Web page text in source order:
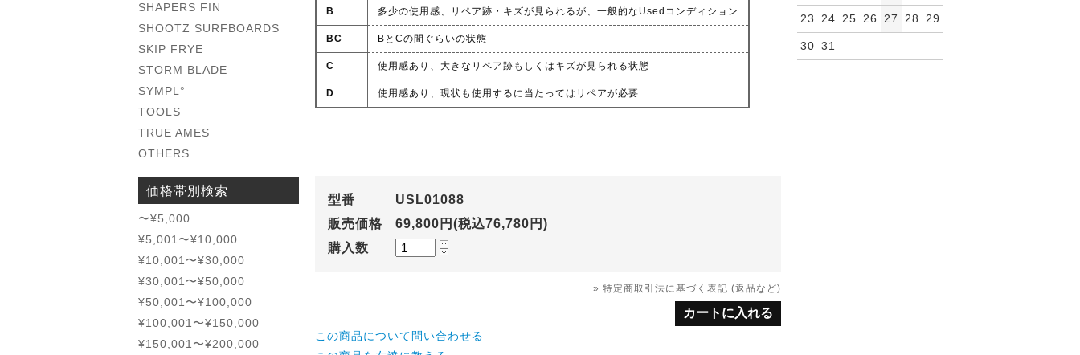
B 多少の使用感、リペア跡・キズが見られるが、一般的なUsedコンディション
BC BとCの間ぐらいの状態
C 使用感あり、大きなリペア跡もしくはキズが見られる状態
D 使用感あり、現状も使用するに当たってはリペアが必要
型番
USL01088
販売価格
69,800円(税込76,780円)
購入数
» 特定商取引法に基づく表記 (返品など)
この商品について問い合わせる
SHAPERS FIN
SHOOTZ SURFBOARDS
SKIP FRYE
STORM BLADE
SYMPL°
TOOLS
TRUE AMES
OTHERS
価格帯別検索
〜¥5,000
¥5,001〜¥10,000
¥10,001〜¥30,000
¥30,001〜¥50,000
¥50,001〜¥100,000
¥100,001〜¥150,000
¥150,001〜¥200,000
23 24 25 26 27 28 29
30 31